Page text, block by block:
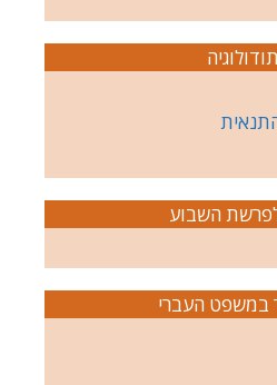
לפרשת השבוע
במשפט העברי